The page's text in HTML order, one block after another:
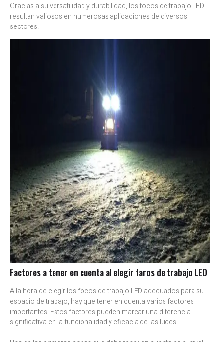
Gracias a su versatilidad y durabilidad, los focos de trabajo LED
resultan valiosos en numerosas aplicaciones de diversos
sectores.
Factores a tener en cuenta al elegir faros de trabajo LED
A la hora de elegir los focos de trabajo LED adecuados para su
espacio de trabajo, hay que tener en cuenta varios factores
importantes. Estos factores pueden marcar una diferencia
significativa en la funcionalidad y eficacia de las luces.